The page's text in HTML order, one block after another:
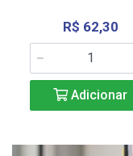
R$ 62,30
Adicionar